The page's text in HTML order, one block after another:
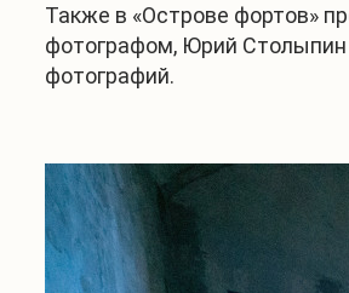
Также в «Острове фортов»
фотографом, Юрий
фотографий.